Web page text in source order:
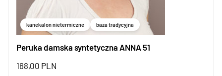
kanekalon nietermiczne baza tradycyjna
Peruka damska syntetyczna ANNA 51
168,00 PLN